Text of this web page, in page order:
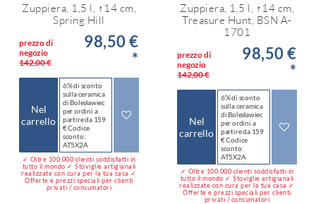
Zuppiera, 1,5 l, ↑14 cm,
Spring Hill
prezzo di
negozio
142,00 €
98,50 €
*
Nel
carrello
6% di sconto
sulla ceramica
di Bolesławiec
per ordini a
partire da 159
€ Codice
sconto:
AT5X2A
✓ Oltre 100.000 clienti soddisfatti in
tutto il mondo ✓ Stoviglie artigianali
realizzate con cura per la tua casa ✓
Offerte e prezzi speciali per clienti
privati / consumatori
Zuppiera, 1,5 l, ↑14 cm,
Treasure Hunt, BSN A-
1701
prezzo di
negozio
142,00 €
98,50 €
*
Nel
carrello
6% di sconto
sulla ceramica
di Bolesławiec
per ordini a
partire da 159
€ Codice
sconto:
AT5X2A
✓ Oltre 100.000 clienti soddisfatti in
tutto il mondo ✓ Stoviglie artigianali
realizzate con cura per la tua casa ✓
Offerte e prezzi speciali per clienti
privati / consumatori